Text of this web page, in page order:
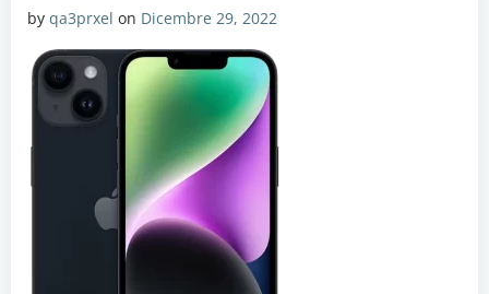
by qa3prxel on Dicembre 29, 2022